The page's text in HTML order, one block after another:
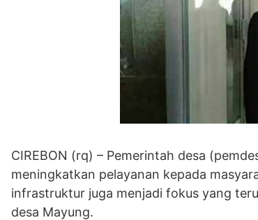
CIREBON (rq) – Pemerintah desa
meningkatkan pelayanan kepada
infrastruktur juga menjadi fokus yang
desa Mayung.